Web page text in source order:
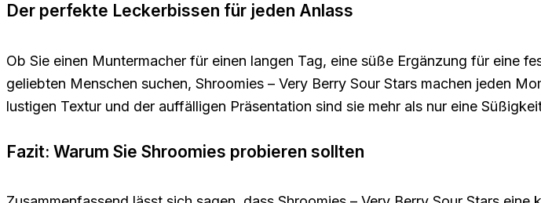
Der perfekte Leckerbissen für jeden Anlass
Ob Sie einen Muntermacher für einen langen Tag, eine süße Ergänzung für eine
geliebten Menschen suchen, Shroomies – Very Berry Sour Stars machen jeden
lustigen Textur und der auffälligen Präsentation sind sie mehr als nur eine
Fazit: Warum Sie Shroomies probieren sollten